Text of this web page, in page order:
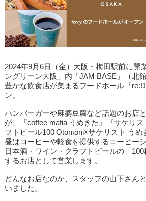
2024年9月6日（金）大阪・梅田駅前に開
ングリーン大阪」内「JAM BASE」（北
豊かな飲食店が集まるフードホール『
ン。
ハンバーガーや麻婆豆腐など話題のお店
が、『coffee mafia うめきた』『サケリ
フトビール100 Otomoni×サケリスト うめ
昼はコーヒーや軽食を提供するコーヒー
日本酒・ワイン・クラフトビールの「
するお店として営業します。
どんなお店なのか、スタッフの山下さん
いました。